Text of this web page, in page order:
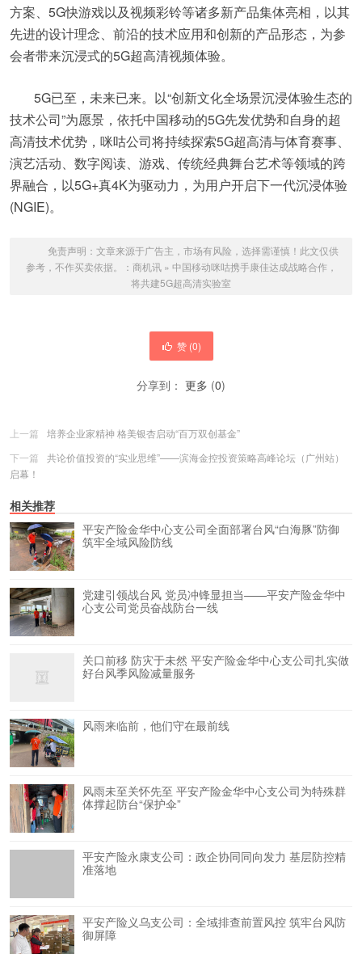
方案、5G快游戏以及视频彩铃等诸多新产品集体亮相，以其
先进的设计理念、前沿的技术应用和创新的产品形态，为参
会者带来沉浸式的5G超高清视频体验。
5G已至，未来已来。以“创新文化全场景沉浸体验生态的
技术公司”为愿景，依托中国移动的5G先发优势和自身的超
高清技术优势，咪咕公司将持续探索5G超高清与体育赛事、
演艺活动、数字阅读、游戏、传统经典舞台艺术等领域的跨
界融合，以5G+真4K为驱动力，为用户开启下一代沉浸体验
(NGIE)。
免责声明：文章来源于广告主，市场有风险，选择需谨慎！此文仅供
参考，不作买卖依据。： 商机讯» 中国移动咪咕携手康佳达成战略合作，
将共建5G超高清实验室
赞 (0)
分享到： 更多 (0)
上一篇
培养企业家精神 格美银杏启动“百万双创基金”
下一篇
共论价值投资的“实业思维”——滨海金控投资策略高峰论坛（广州站）
启幕！
相关推荐
平安产险金华中心支公司全面部署台风“白海豚”防御
筑牢全域风险防线
党建引领战台风 党员冲锋显担当——平安产险金华中
心支公司党员奋战防台一线
关口前移 防灾于未然 平安产险金华中心支公司扎实做
好台风季风险减量服务
风雨来临前，他们守在最前线
风雨未至关怀先至 平安产险金华中心支公司为特殊群
体撑起防台“保护伞”
平安产险永康支公司：政企协同同向发力 基层防控精
准落地
平安产险义乌支公司：全域排查前置风控 筑牢台风防
御屏障